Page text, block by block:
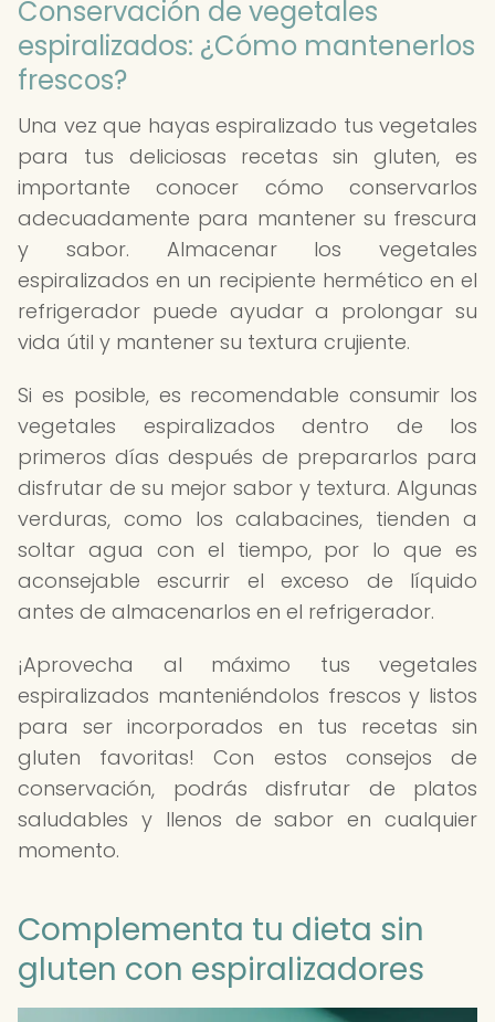
Conservación de vegetales
espiralizados: ¿Cómo mantenerlos
frescos?
Una vez que hayas espiralizado tus vegetales
para tus deliciosas recetas sin gluten, es
importante conocer cómo conservarlos
adecuadamente para mantener su frescura
y sabor. Almacenar los vegetales
espiralizados en un recipiente hermético en el
refrigerador puede ayudar a prolongar su
vida útil y mantener su textura crujiente.
Si es posible, es recomendable consumir los
vegetales espiralizados dentro de los
primeros días después de prepararlos para
disfrutar de su mejor sabor y textura. Algunas
verduras, como los calabacines, tienden a
soltar agua con el tiempo, por lo que es
aconsejable escurrir el exceso de líquido
antes de almacenarlos en el refrigerador.
¡Aprovecha al máximo tus vegetales
espiralizados manteniéndolos frescos y listos
para ser incorporados en tus recetas sin
gluten favoritas! Con estos consejos de
conservación, podrás disfrutar de platos
saludables y llenos de sabor en cualquier
momento.
Complementa tu dieta sin
gluten con espiralizadores